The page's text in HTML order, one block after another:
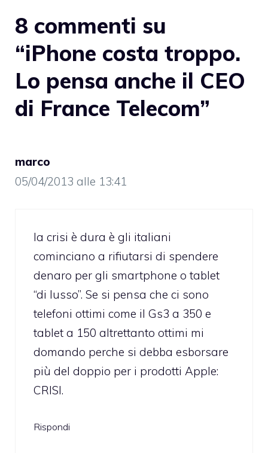
8 commenti su
“iPhone costa troppo.
Lo pensa anche il CEO
di France Telecom”
marco
05/04/2013 alle 13:41
la crisi è dura è gli italiani
cominciano a rifiutarsi di spendere
denaro per gli smartphone o tablet
“di lusso”. Se si pensa che ci sono
telefoni ottimi come il Gs3 a 350 e
tablet a 150 altrettanto ottimi mi
domando perche si debba esborsare
più del doppio per i prodotti Apple:
CRISI.
Rispondi